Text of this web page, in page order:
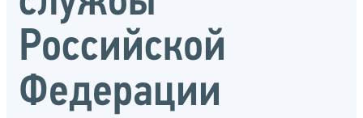
Российской
Федерации